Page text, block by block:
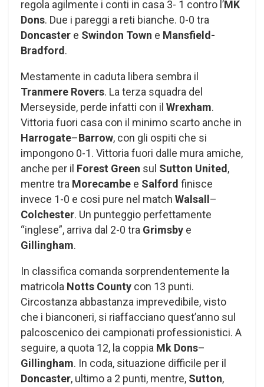
regola agilmente i conti in casa 3- 1 contro l’MK
Dons. Due i pareggi a reti bianche. 0-0 tra
Doncaster e Swindon Town e Mansfield-
Bradford.
Mestamente in caduta libera sembra il
Tranmere Rovers. La terza squadra del
Merseyside, perde infatti con il Wrexham.
Vittoria fuori casa con il minimo scarto anche in
Harrogate–Barrow, con gli ospiti che si
impongono 0-1. Vittoria fuori dalle mura amiche,
anche per il Forest Green sul Sutton United,
mentre tra Morecambe e Salford finisce
invece 1-0 e cosi pure nel match Walsall –
Colchester. Un punteggio perfettamente
“inglese”, arriva dal 2-0 tra Grimsby e
Gillingham.
In classifica comanda sorprendentemente la
matricola Notts County con 13 punti.
Circostanza abbastanza imprevedibile, visto
che i bianconeri, si riaffacciano quest’anno sul
palcoscenico dei campionati professionistici. A
seguire, a quota 12, la coppia Mk Dons–
Gillingham. In coda, situazione difficile per il
Doncaster, ultimo a 2 punti, mentre, Sutton,